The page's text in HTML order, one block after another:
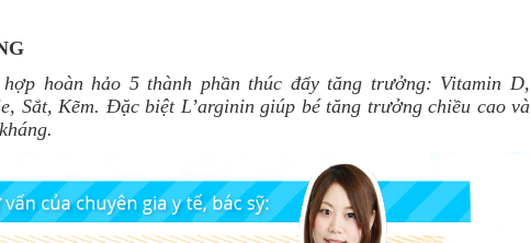
hoàn hảo 5 thành phần thúc đẩy tăng trưởng: Vitamin D,
Sắt, Kẽm. Đặc biệt L’arginin giúp bé tăng trưởng chiều cao và